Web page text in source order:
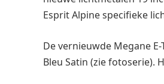
Esprit Alpine specifieke
De vernieuwde Megane
Bleu Satin (zie fotoserie).